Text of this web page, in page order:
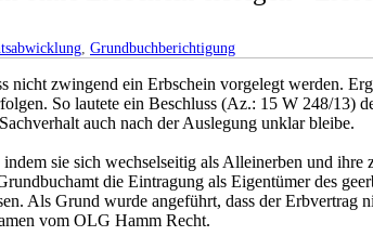
, Grundbuchberichtigung
zwingend ein Erbschein vorgelegt werden.
So lautete ein Beschluss (Az.: 15 W 248/13)
auch nach der Auslegung unklar bleibe.
sie sich wechselseitig als Alleinerben und
die Eintragung als Eigentümer des
Als Grund wurde angeführt, dass der Erbvertrag
vom OLG Hamm Recht.